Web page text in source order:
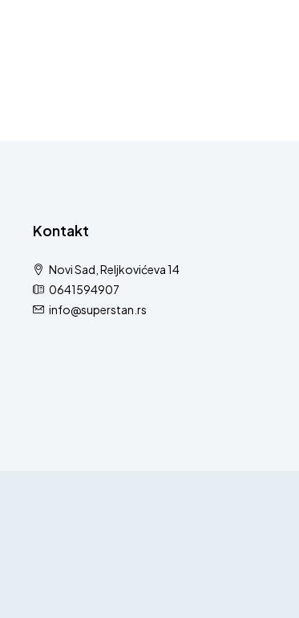
Kontakt
Novi Sad, Reljkovićeva 14
0641594907
info@superstan.rs